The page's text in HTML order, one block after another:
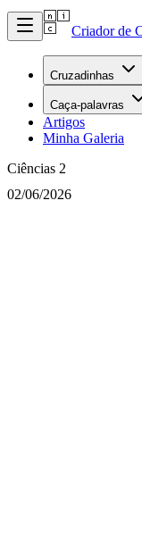
Criador de
Cruzadinhas
Caça-palavras
Artigos
Minha Galeria
Ciências 2
02/06/2026